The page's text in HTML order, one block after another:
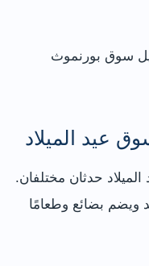
سوق بورنموث
عيد الميلاد
حدثان مختلفان.
ويضم بضائع وطعامًا